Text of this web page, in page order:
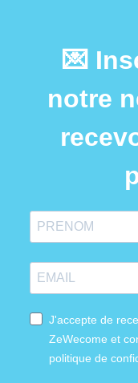
💌
notre
J'accepte de
ZeWecome et
politique de